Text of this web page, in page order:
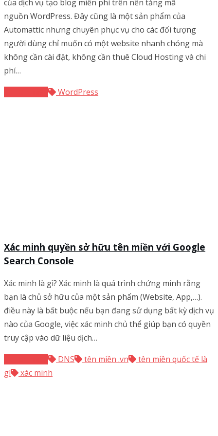
của dịch vụ tạo blog miễn phí trên nền tảng mã
nguồn WordPress. Đây cũng là một sản phẩm của
Automattic nhưng chuyên phục vụ cho các đối tượng
người dùng chỉ muốn có một website nhanh chóng mà
không cần cài đặt, không cần thuê Cloud Hosting và chi
phí…
WordPress
Xác minh quyền sở hữu tên miền với Google
Search Console
Xác minh là gì? Xác minh là quá trình chứng minh rằng
bạn là chủ sở hữu của một sản phẩm (Website, App,…).
điều này là bất buộc nếu bạn đang sử dụng bất kỳ dịch vụ
nào của Google, việc xác minh chủ thể giúp bạn có quyền
truy cập vào dữ liệu dịch…
DNS tên miền .vn
tên miền quốc tế là
gì
xác minh